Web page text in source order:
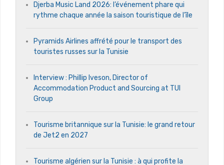
Djerba Music Land 2026: l’événement phare qui
rythme chaque année la saison touristique de l’île
Pyramids Airlines affrété pour le transport des
touristes russes sur la Tunisie
Interview : Phillip Iveson, Director of
Accommodation Product and Sourcing at TUI
Group
Tourisme britannique sur la Tunisie: le grand retour
de Jet2 en 2027
Tourisme algérien sur la Tunisie : à qui profite la